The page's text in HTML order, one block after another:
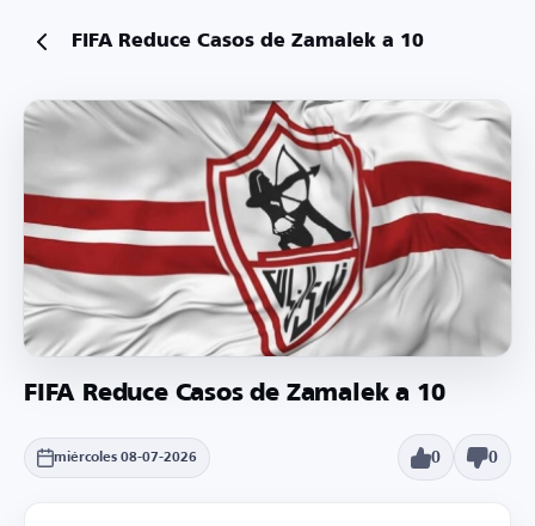
FIFA Reduce Casos de Zamalek a 10
FIFA Reduce Casos de Zamalek a 10
miércoles 08-07-2026 0 0